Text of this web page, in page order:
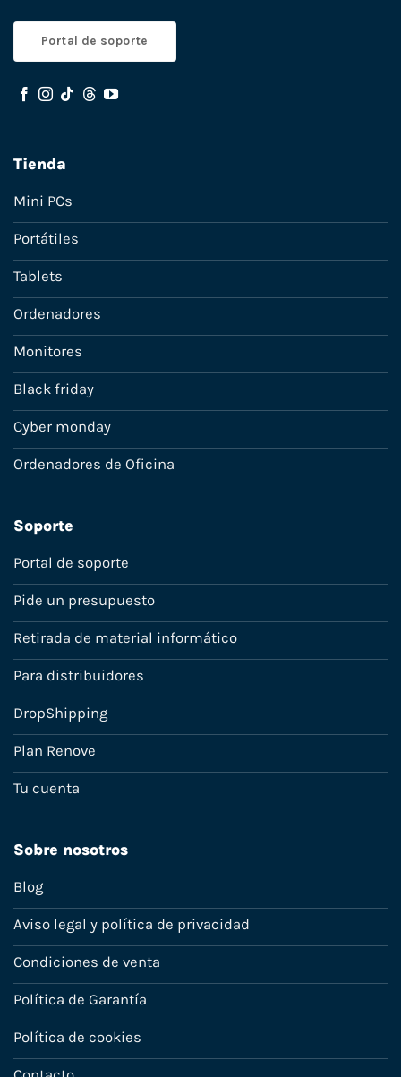
Portal de soporte
Tienda
Mini PCs
Portátiles
Tablets
Ordenadores
Monitores
Black friday
Cyber monday
Ordenadores de Oficina
Soporte
Portal de soporte
Pide un presupuesto
Retirada de material informático
Para distribuidores
DropShipping
Plan Renove
Tu cuenta
Sobre nosotros
Blog
Aviso legal y política de privacidad
Condiciones de venta
Política de Garantía
Política de cookies